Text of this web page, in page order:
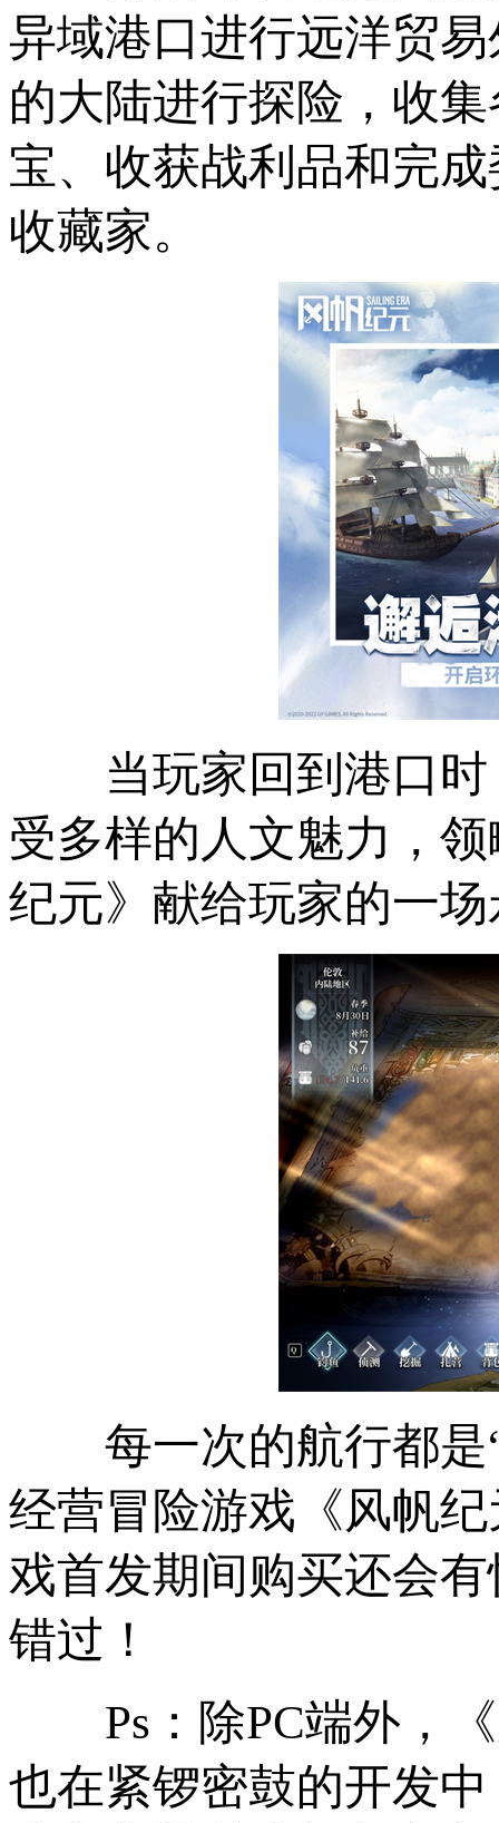
异域港口进行远洋贸
的大陆进行探险，收
宝、收获战利品和完
收藏家。
当玩家回到港口
受多样的人文魅力，
纪元》献给玩家的一
每一次的航行都是
经营冒险游戏 《风帆
戏首发期间购买还会
错过！
Ps ：除PC端外，
也在紧锣密鼓的开发